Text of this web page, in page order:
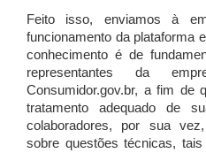
Feito isso, enviamos à
funcionamento da plataforma
conhecimento é de
representantes da
Consumidor.gov.br, a fim de
tratamento adequado de
colaboradores, por sua
sobre questões técnicas,